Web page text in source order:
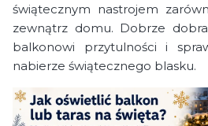
świątecznym nastrojem
zewnątrz domu. Dobrze
balkonowi przytulności i
nabierze świątecznego blasku.